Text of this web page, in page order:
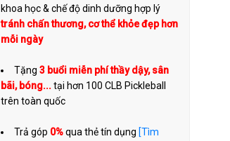
khoa học & chế độ dinh dưỡng hợp lý
tránh chấn thương, cơ thể khỏe đẹp hơn
mỗi ngày
Tặng 3 buổi miễn phí thầy dậy, sân
bãi, bóng... tại hơn 100 CLB Pickleball
trên toàn quốc
Trả góp 0%qua thẻ tín dụng [Tìm